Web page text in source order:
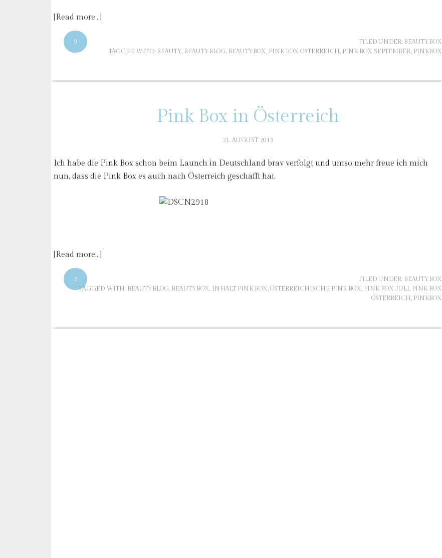
[Read more…]
9 FILED UNDER: BEAUTYBOX
TAGGED WITH: BEAUTY, BEAUTYBLOG, BEAUTYBOX, PINK BOX ÖSTERREICH, PINK BOX SEPTEMBER, PINKBOX
Pink Box in Österreich
21. AUGUST 2013
Ich habe die Pink Box schon beim Launch in Deutschland brav verfolgt und umso mehr freue ich mich
nun, dass die Pink Box es auch nach Österreich geschafft hat.
[Read more…]
2 FILED UNDER: BEAUTYBOX
TAGGED WITH: BEAUTYBLOG, BEAUTYBOX, INHALT PINK BOX, ÖSTERREICHISCHE PINK BOX, PINK BOX JULI, PINK BOX
ÖSTERREICH, PINKBOX